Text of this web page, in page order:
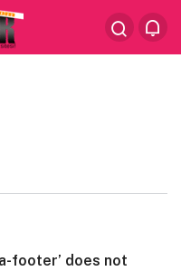
footer’ does not